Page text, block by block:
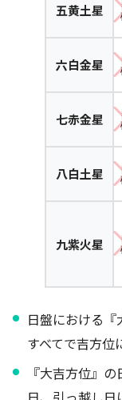
五黄土星
六白金星
七赤金星
八白土星
九紫火星
日盤における
すべてで吉方位
『大吉方位』